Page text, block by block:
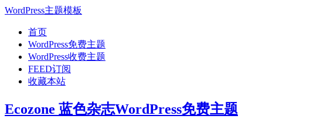
WordPress主题模板
首页
WordPress免费主题
WordPress收费主题
FEED订阅
收藏本站
Ecozone 蓝色杂志WordPress免费主题